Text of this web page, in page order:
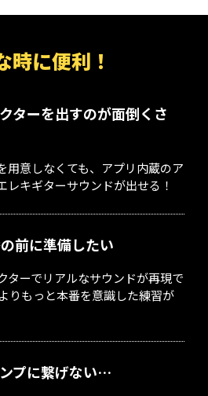
時に便利！
ターを出すのが面倒くさ
用意しなくても、アプリ内蔵のア
レキギターサウンドが出せる！
前に準備したい
ターでリアルなサウンドが再現で
りもっと本番を意識した練習が
プに繋げない…